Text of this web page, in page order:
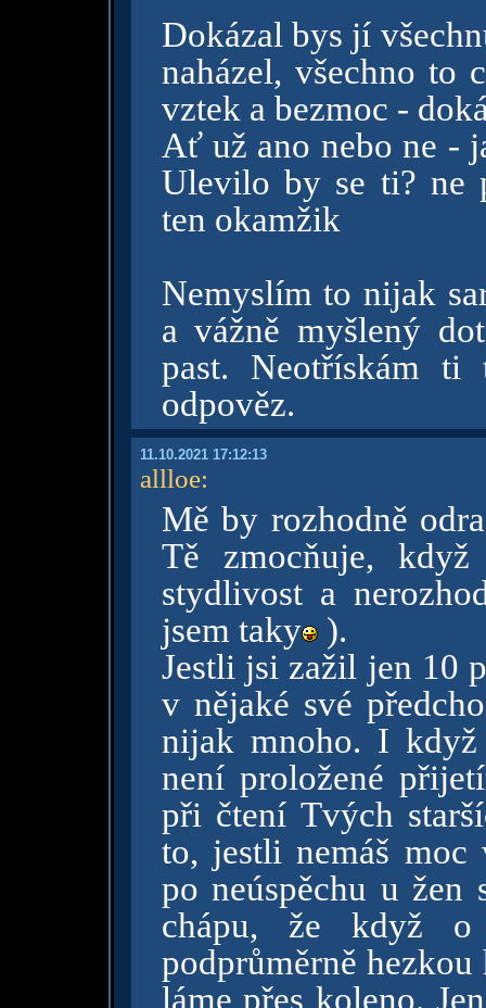
Dokázal bys jí
naházel, všechno to
vztek a bezmoc -
Ať už ano nebo ne -
Ulevilo by se ti? ne
ten okamžik
Nemyslím to nijak
a vážně myšlený
past. Neotřískám
odpověz.
11.10.2021 17:12:13
allloe:
Mě by rozhodně
Tě zmocňuje,
stydlivost a
jsem taky ).
Jestli jsi zažil jen 10
v nějaké své
nijak mnoho. I
není proložené
při čtení Tvých
to, jestli nemáš moc
po neúspěchu u žen
chápu, že když o
podprůměrně
láme přes koleno.